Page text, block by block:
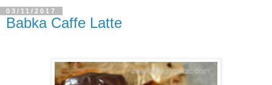
03/11/2017
Babka Caffe Latte